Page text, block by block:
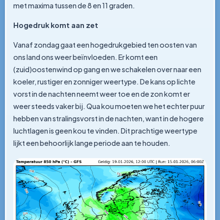
met maxima tussen de 8 en 11 graden.
Hogedruk komt aan zet
Vanaf zondag gaat een hogedrukgebied ten oosten van
ons land ons weer beïnvloeden. Er komt een
(zuid)oostenwind op gang en we schakelen over naar een
koeler, rustiger en zonniger weertype. De kans op lichte
vorst in de nachten neemt weer toe en de zon komt er
weer steeds vaker bij. Qua kou moeten we het echter puur
hebben van stralingsvorst in de nachten, want in de hogere
luchtlagen is geen kou te vinden. Dit prachtige weertype
lijkt een behoorlijk lange periode aan te houden.